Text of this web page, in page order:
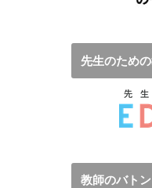
先生のため
教師のバト